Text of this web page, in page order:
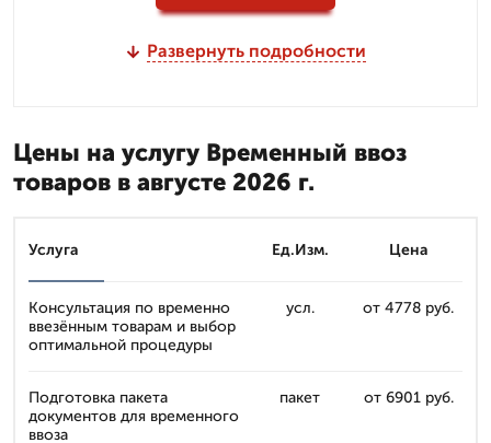
Развернуть подробности
Цены на услугу Временный ввоз
товаров в августе 2026 г.
Услуга Ед.Изм. Цена
Консультация по временно
ввезённым товарам и выбор
оптимальной процедуры
усл. от 4778 руб.
Подготовка пакета
документов для временного
ввоза
пакет от 6901 руб.